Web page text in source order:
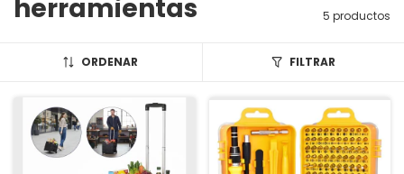
herramientas
5 productos
ORDENAR FILTRAR